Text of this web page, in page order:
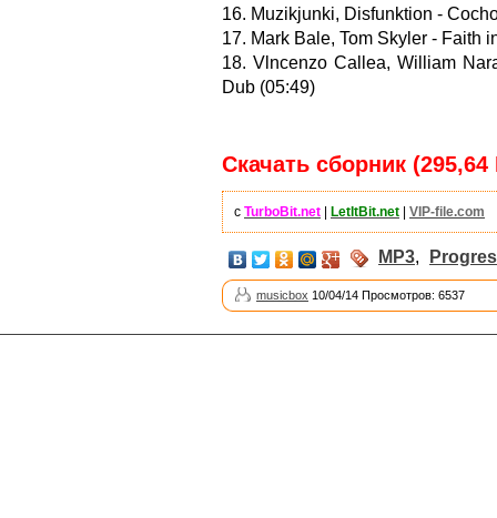
16. Muzikjunki, Disfunktion -
17. Mark Bale, Tom Skyler - Faith
18. Vlncenzo Callea, William
Dub (05:49)
Скачать сборник
с TurboBit.net LetItBit.net VIP-file.com
MP3,
musicbox 10/04/14 Просмотров: 6537